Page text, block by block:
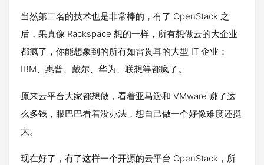
当然第二名的技术也是非常棒的，有了 OpenStack 之
后，果真像 Rackspace 想的一样，所有想做云的大企业
都疯了，你能想象到的所有如雷贯耳的大型 IT 企业：
IBM、惠普、戴尔、华为、联想等都疯了。
原来云平台大家都想做，看着亚马逊和 VMware 赚了这
么多钱，眼巴巴看着没办法，想自己做一个好像难度还挺
大。
现在好了，有了这样一个开源的云平台 OpenStack，所